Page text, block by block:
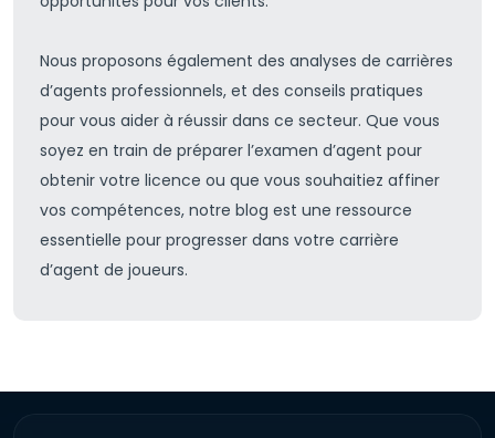
Nous proposons également des analyses de carrières
d’agents professionnels, et des conseils pratiques
pour vous aider à réussir dans ce secteur. Que vous
soyez en train de préparer l’examen d’agent pour
obtenir votre licence ou que vous souhaitiez affiner
vos compétences, notre blog est une ressource
essentielle pour progresser dans votre carrière
d’agent de joueurs.